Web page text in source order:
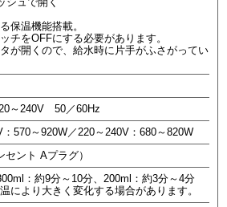
保温機能搭載。
チをOFFにする必要があります。
が開くので、給水時に片手がふさがってい
～240V 50／60Hz
570～920W／220～240V：680～820W
ント Aプラグ）
：約9分～10分、200ml：約3分～4分
により大きく変化する場合があります。